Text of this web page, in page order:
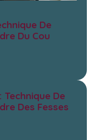
De
Du Cou
De
Des Fesses